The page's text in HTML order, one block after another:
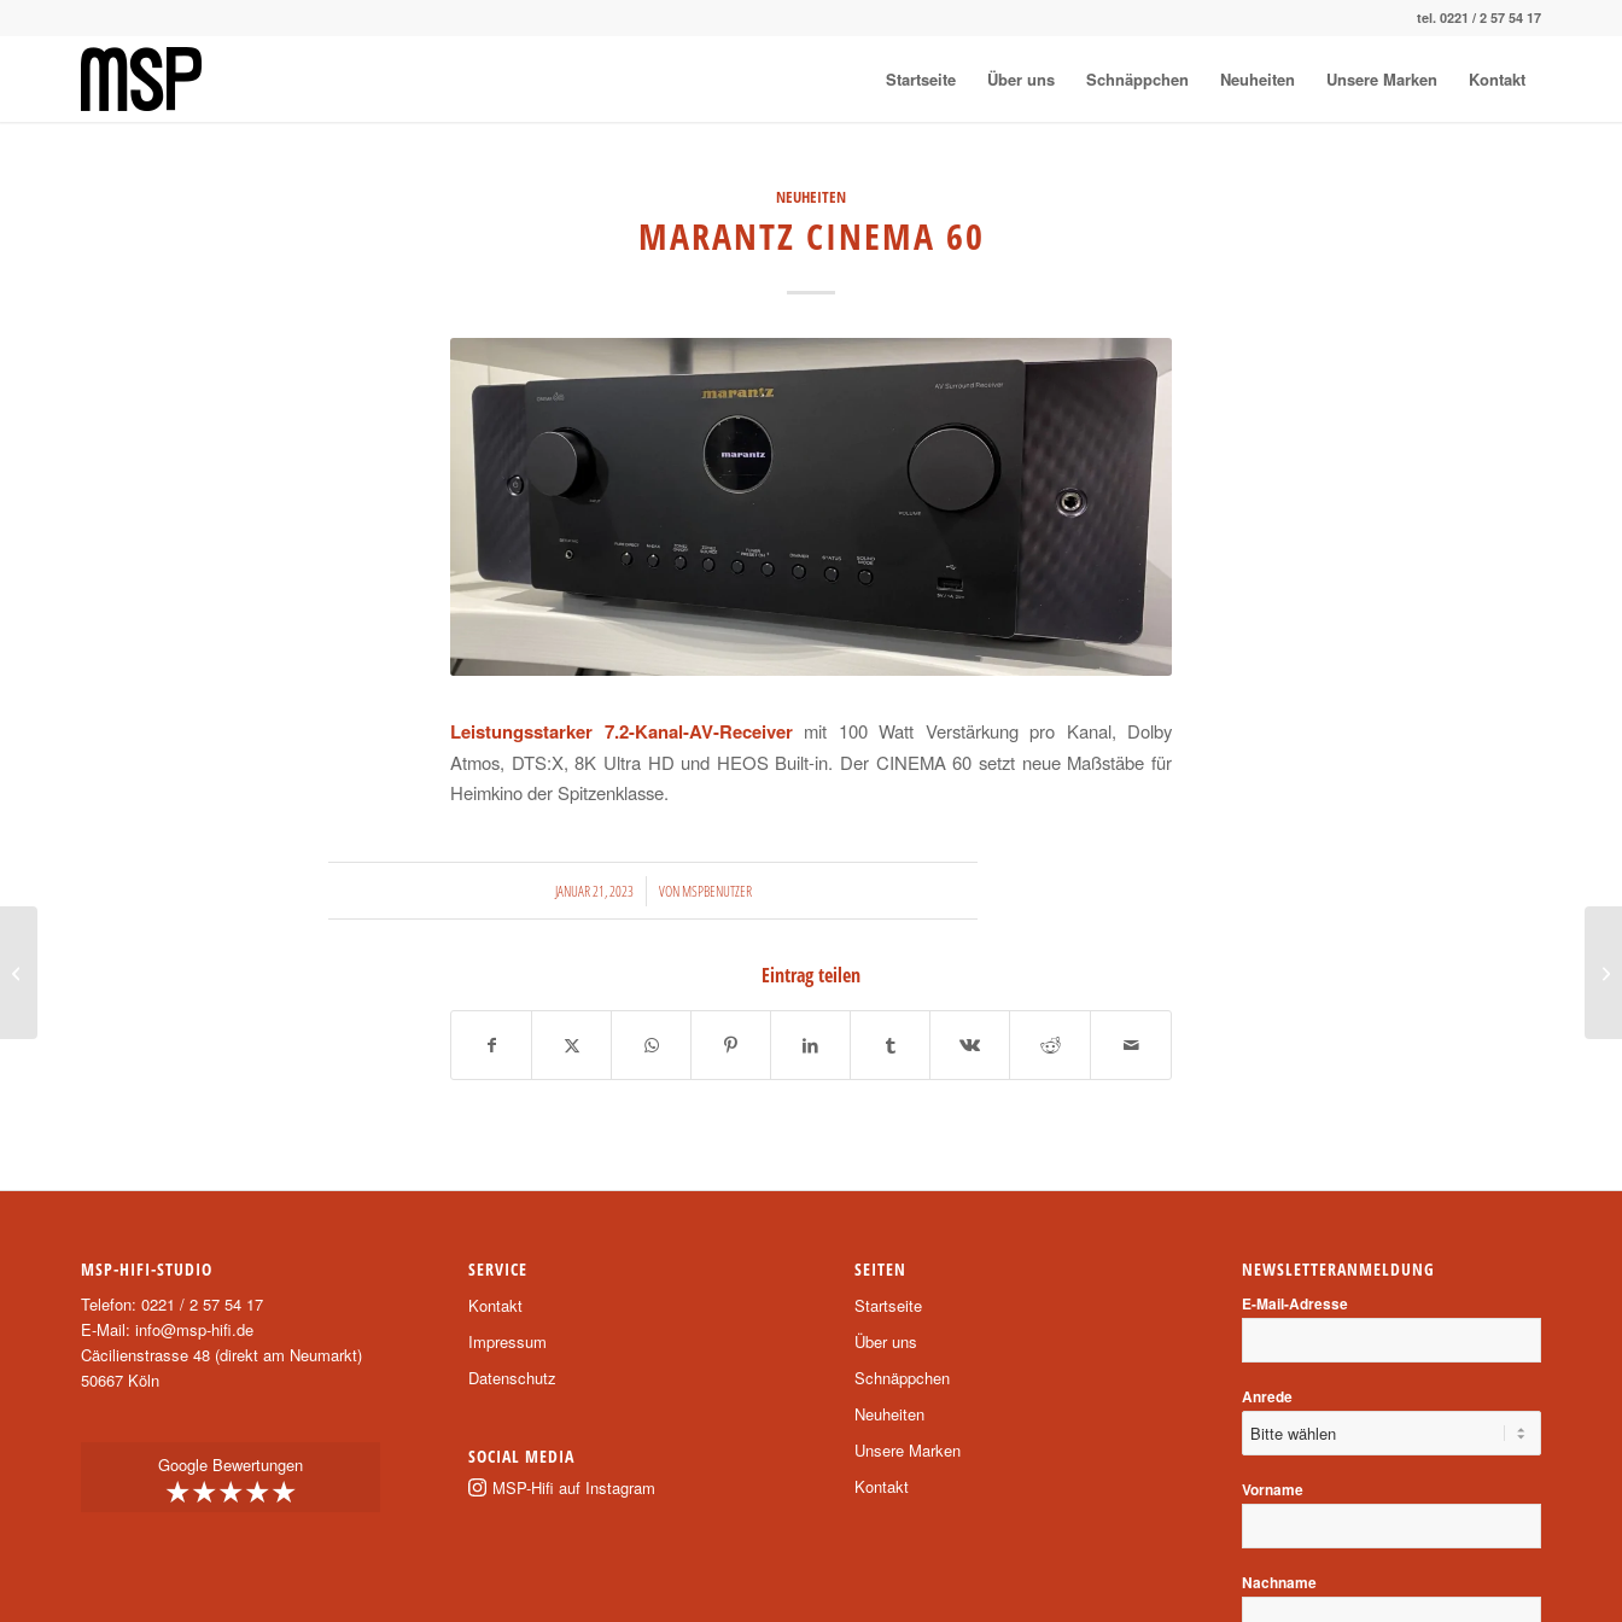
tel. 0221 / 2 57 54 17
Startseite Über uns Schnäppchen Neuheiten Unsere Marken Kontakt
NEUHEITEN
MARANTZ CINEMA 60
Leistungsstarker 7.2-Kanal-AV-Receiver mit 100 Watt Verstärkung pro Kanal, Dolby
Atmos, DTS:X, 8K Ultra HD und HEOS Built-in. Der CINEMA 60 setzt neue Maßstäbe für
Heimkino der Spitzenklasse.
JANUAR 21, 2023
/ VONMSPBENUTZER
Eintrag teilen
MSP-HIFI-STUDIO
Telefon: 0221 / 2 57 54 17
E-Mail: info@msp-hifi.de
Cäcilienstrasse 48 (direkt am Neumarkt)
50667 Köln
Google Bewertungen
★★★★★
SERVICE
Kontakt
Impressum
Datenschutz
SOCIAL MEDIA
MSP-Hifi auf Instagram
SEITEN
Startseite
Über uns
Schnäppchen
Neuheiten
Unsere Marken
Kontakt
NEWSLETTERANMELDUNG
E-Mail-Adresse
Anrede
Vorname
Nachname